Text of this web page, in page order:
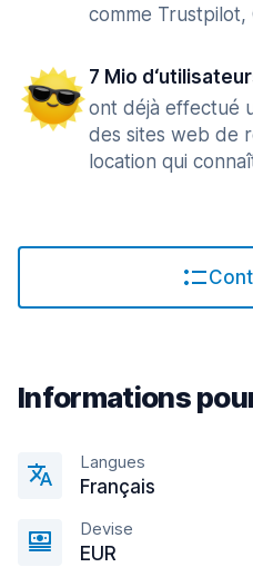
comme Trustpilot,
7 Mio
ont déjà effectué
des sites web de
location qui
Informations
Langues
Français
Devise
EUR